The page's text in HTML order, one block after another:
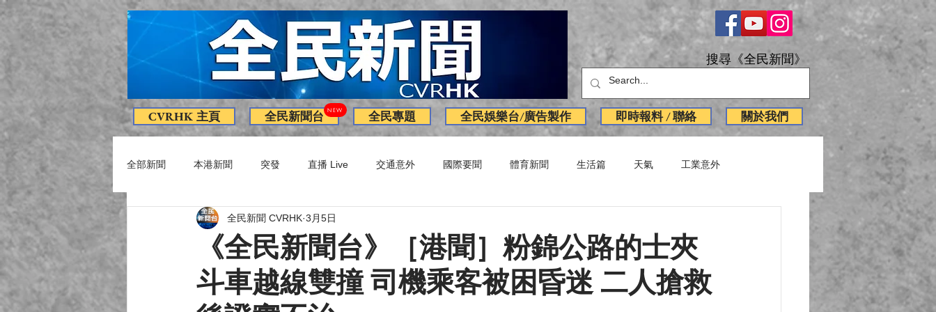
搜尋《全民新聞》
CVRHK 主頁 全民新聞台 全民專題 全民娛樂台/廣告製作 即時報料 / 聯絡 關於我們
NEW
全部新聞 本港新聞 突發 直播 Live 交通意外 國際要聞 體育新聞 生活篇 天氣 工業意外
專題 影片 訪問
《全民新聞台》［港聞］粉錦公路的士夾
斗車越線雙撞 司機乘客被困昏迷 二人搶救
全民新聞 CVRHK 3月5日